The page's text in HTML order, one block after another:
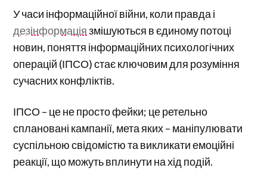
У часи інформаційної війни, коли правда і
дезінформаціязмішуються в єдиному потоці
новин, поняття інформаційних психологічних
операцій (ІПСО) стає ключовим для розуміння
сучасних конфліктів.
ІПСО – це не просто фейки; це ретельно
сплановані кампанії, мета яких – маніпулювати
суспільною свідомістю та викликати емоційні
реакції, що можуть вплинути на хід подій.